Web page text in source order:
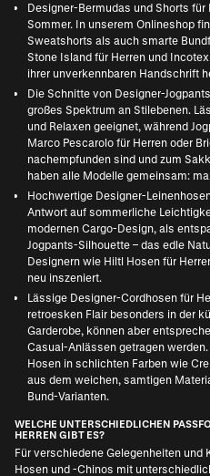
Designer-Bermudas und Shorts für
Sommer. In unserem Onlineshop
Sweatshorts als auch smarte
Stone Island für Herren und
ihrer unverkennbaren Handschrift
Die Schnitte von Designer-
großes Spektrum an Stilebenen.
und Relaxen geeignet, während
Marco Pescarolo für Herren oder
nachempfunden sind und zum
haben alle Modelle gemeinsam:
Hochwertige Designer-
Antwort auf sommerliche
modernen Cargo-Design, als
Jogpants-Silhouette – das edle
Designern wie Hiltl Hosen für
neu inszeniert.
Lässige Designer-Cordhosen für
retroesken Flair besonders in der
Garderobe, können aber
Casual-Anlässen getragen werden.
Hosen in schlichten Farben wie
aus dem weichen, samtigen
Bund-Varianten.
WELCHE UNTERSCHIEDLICHEN
HERREN GIBT ES?
Für verschiedene Gelegenheiten und
Hosen und -Chinos mit